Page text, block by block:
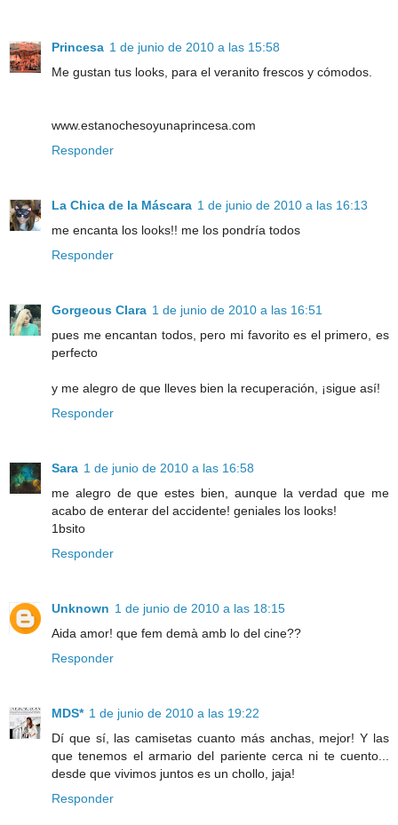
Princesa 1 de junio de 2010 a las 15:58
Me gustan tus looks, para el veranito frescos y cómodos.
www.estanochesoyunaprincesa.com
Responder
La Chica de la Máscara 1 de junio de 2010 a las 16:13
me encanta los looks!! me los pondría todos
Responder
Gorgeous Clara 1 de junio de 2010 a las 16:51
pues me encantan todos, pero mi favorito es el primero, es
perfecto
y me alegro de que lleves bien la recuperación, ¡sigue así!
Responder
Sara 1 de junio de 2010 a las 16:58
me alegro de que estes bien, aunque la verdad que me
acabo de enterar del accidente! geniales los looks!
1bsito
Responder
Unknown 1 de junio de 2010 a las 18:15
Aida amor! que fem demà amb lo del cine??
Responder
MDS* 1 de junio de 2010 a las 19:22
Dí que sí, las camisetas cuanto más anchas, mejor! Y las
que tenemos el armario del pariente cerca ni te cuento...
desde que vivimos juntos es un chollo, jaja!
Responder